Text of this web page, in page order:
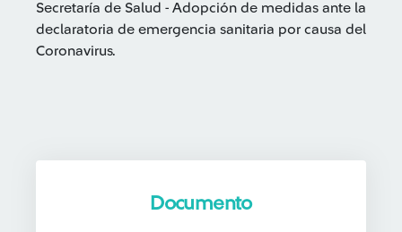
Secretaría de Salud - Adopción de medidas ante la
declaratoria de emergencia sanitaria por causa del
Coronavirus.
Documento